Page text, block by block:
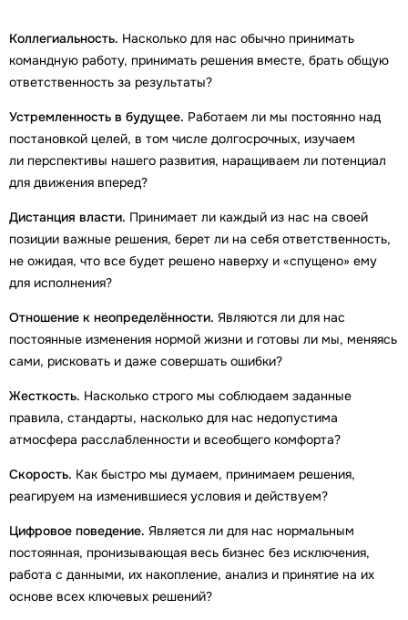
Коллегиальность. Насколько для нас обычно принимать
командную работу, принимать решения вместе, брать общую
ответственность за результаты?
Устремленность в будущее. Работаем ли мы постоянно над
постановкой целей, в том числе долгосрочных, изучаем
ли перспективы нашего развития, наращиваем ли потенциал
для движения вперед?
Дистанция власти. Принимает ли каждый из нас на своей
позиции важные решения, берет ли на себя ответственность,
не ожидая, что все будет решено наверху и «спущено» ему
для исполнения?
Отношение к неопределённости. Являются ли для нас
постоянные изменения нормой жизни и готовы ли мы, меняясь
сами, рисковать и даже совершать ошибки?
Жесткость. Насколько строго мы соблюдаем заданные
правила, стандарты, насколько для нас недопустима
атмосфера расслабленности и всеобщего комфорта?
Скорость. Как быстро мы думаем, принимаем решения,
реагируем на изменившиеся условия и действуем?
Цифровое поведение. Является ли для нас нормальным
постоянная, пронизывающая весь бизнес без исключения,
работа с данными, их накопление, анализ и принятие на их
основе всех ключевых решений?